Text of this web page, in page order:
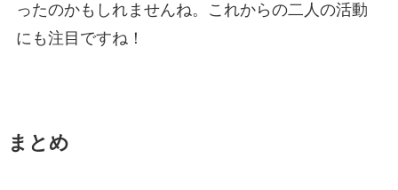
ったのかもしれませんね。これからの二人の活動
にも注目ですね！
まとめ